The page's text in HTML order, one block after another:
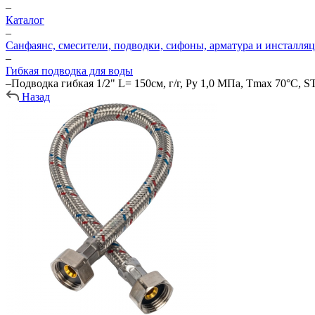
–
Каталог
–
Санфаянс, смесители, подводки, сифоны, арматура и
–
Гибкая подводка для воды
–Подводка гибкая 1/2" L= 150см, г/г, Ру 1,0 МПа, Тmax 70°С,
Назад